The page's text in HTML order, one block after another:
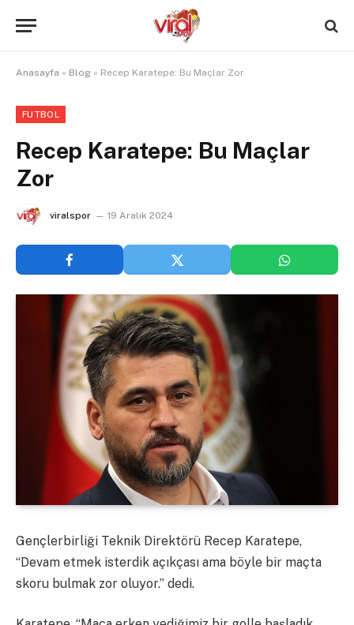
Anasayfa » Blog » Recep Karatepe: Bu Maçlar Zor
FUTBOL
Recep Karatepe: Bu Maçlar
Zor
viralspor 19 Aralık 2024
Gençlerbirliği Teknik Direktörü Recep Karatepe,
“Devam etmek isterdik açıkçası ama böyle bir maçta
skoru bulmak zor oluyor.” dedi.